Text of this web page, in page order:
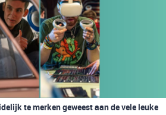
te merken geweest aan de vele leuke